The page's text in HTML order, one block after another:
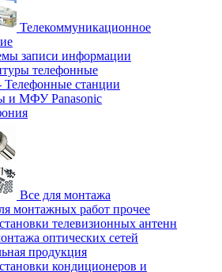
Телекоммуникационное
записи информации
телефонные
станции
и МФУ Panasonic
Все для монтажа
монтажных работ прочее
телевизионных антенн
оптических сетей
продукция
кондиционеров и